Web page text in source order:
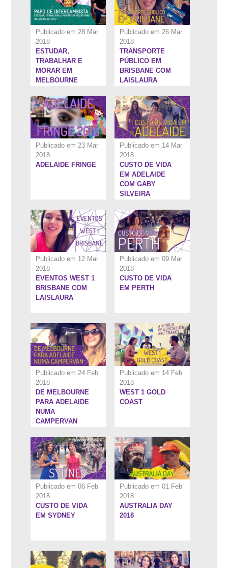
Publicado em 28 Mar
2018
ESTUDAR,
TRABALHAR E
MORAR EM
MELBOURNE
Publicado em 26 Mar
2018
TRANSPORTE
PÚBLICO EM
BRISBANE COM
LAISLAURA
Publicado em 23 Mar
2018
ADELAIDE FRINGE
Publicado em 14 Mar
2018
CUSTO DE VIDA
EM ADELAIDE
COM GABY
SILVEIRA
Publicado em 12 Mar
2018
EVENTOS WEST 1
BRISBANE COM
LAISLAURA
Publicado em 09 Mar
2018
CUSTO DE VIDA
EM PERTH
Publicado em 24 Feb
2018
DE MELBOURNE
PARA ADELAIDE
NUMA
CAMPERVAN
Publicado em 14 Feb
2018
WEST 1 GOLD
COAST
Publicado em 06 Feb
2018
5:18''
CUSTO DE VIDA
EM SYDNEY
Publicado em 01 Feb
2018
AUSTRALIA DAY
2018